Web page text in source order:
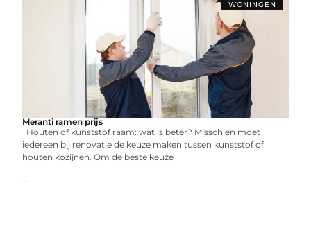
WONINGEN
Meranti ramen prijs
Houten of kunststof raam: wat is beter? Misschien moet
iedereen bij renovatie de keuze maken tussen kunststof of
houten kozijnen. Om de beste keuze
...